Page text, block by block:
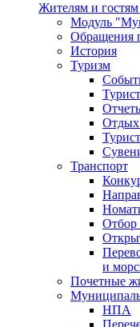
Жителям и гостям
Модуль
Обращения
История
Туризм
Отдых
Транспорт
Отбор
и
Почетные
НПА